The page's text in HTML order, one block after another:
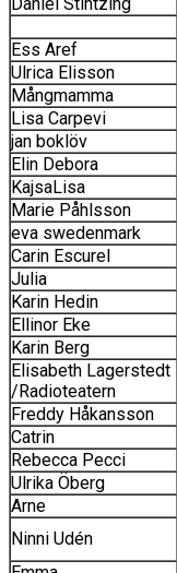
Ess Aref
Ulrica Elisson
Mångmamma
Lisa Carpevi
jan boklöv
Elin Debora
KajsaLisa
Marie Påhlsson
eva swedenmark
Carin Escurel
Julia
Karin Hedin
Ellinor Eke
Karin Berg
Elisabeth Lagerstedt
/Radioteatern
Freddy Håkansson
Catrin
Rebecca Pecci
Ulrika Öberg
Arne
Ninni Udén